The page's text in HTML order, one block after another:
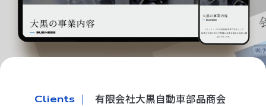
Clients ｜ 有限会社大黒自動車部品商会